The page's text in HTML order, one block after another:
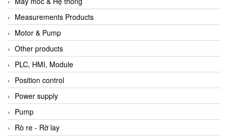
Measurements Products
Motor & Pump
Other products
PLC, HMI, Module
Position control
Power supply
Pump
Rò re - Rờ lay